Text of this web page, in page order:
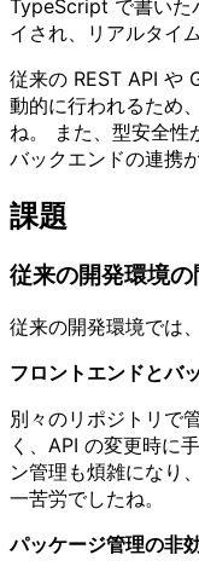
TypeScript で書いた
イされ、リアルタイ
従来の REST API や
動的に行われるため
ね。 また、型安全性
バックエンドの連携
課題
従来の開発環境の
従来の開発環境では
フロントエンドとバ
別々のリポジトリで
く、API の変更時に
ン管理も煩雑になり
一苦労でしたね。
パッケージ管理の非